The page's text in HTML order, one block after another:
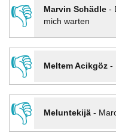
👎 Marvin Schädle-
mich warten
👎
Meltem Acikgöz-
👎
Meluntekijä-